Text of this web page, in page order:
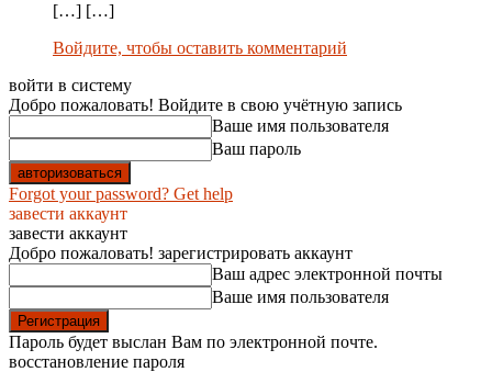
[…] […]
Войдите, чтобы оставить комментарий
войти в систему
Добро пожаловать! Войдите в свою учётную запись
Ваше имя пользователя
Ваш пароль
Forgot your password? Get help
завести аккаунт
завести аккаунт
Добро пожаловать! зарегистрировать аккаунт
Ваш адрес электронной почты
Ваше имя пользователя
Пароль будет выслан Вам по электронной почте.
восстановление пароля